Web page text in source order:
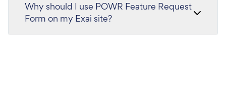
Why should I use POWR Feature Request
Form on my Exai site?